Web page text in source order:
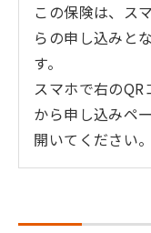
この保険は、ス
らの申し込みと
す。
スマホで右のQR
から申し込みペ
開いてください。